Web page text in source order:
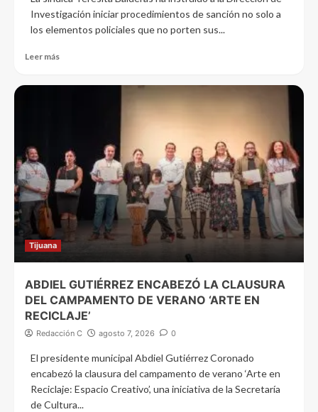
Investigación iniciar procedimientos de sanción no solo a
los elementos policiales que no porten sus...
Leer más
Tijuana
ABDIEL GUTIÉRREZ ENCABEZÓ LA CLAUSURA
DEL CAMPAMENTO DE VERANO ‘ARTE EN
RECICLAJE’
Redacción C agosto 7, 2026 0
El presidente municipal Abdiel Gutiérrez Coronado
encabezó la clausura del campamento de verano ‘Arte en
Reciclaje: Espacio Creativo’, una iniciativa de la Secretaría
de Cultura...